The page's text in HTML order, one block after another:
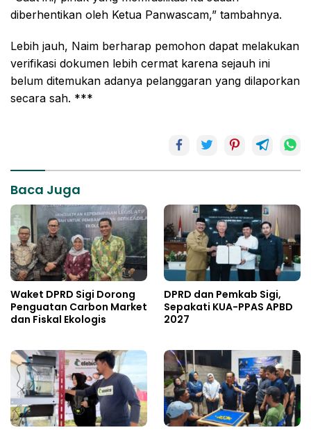
diberhentikan oleh Ketua Panwascam,” tambahnya.
Lebih jauh, Naim berharap pemohon dapat melakukan
verifikasi dokumen lebih cermat karena sejauh ini
belum ditemukan adanya pelanggaran yang dilaporkan
secara sah. ***
Baca Juga
Waket DPRD Sigi Dorong
Penguatan Carbon Market
dan Fiskal Ekologis
DPRD dan Pemkab Sigi,
Sepakati KUA-PPAS APBD
2027